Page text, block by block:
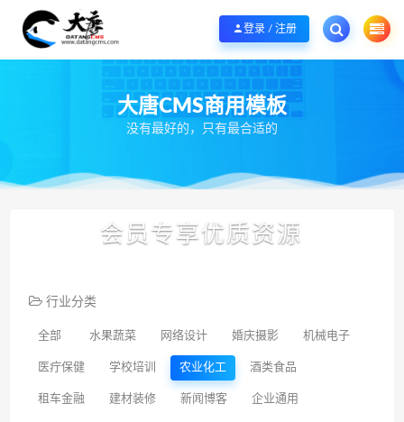
欢迎您光临大唐CMS网，本站秉承服务宗旨 履行“站长”责任，销售只是起点 服
登录 / 注册
大唐CMS商用模板
没有最好的，只有最合适的
会员专享优质资源
行业分类
全部 水果蔬菜 网络设计 婚庆摄影 机械电子
医疔保健 学校培训 农业化工 酒类食品
租车金融 建材装修 新闻博客 企业通用